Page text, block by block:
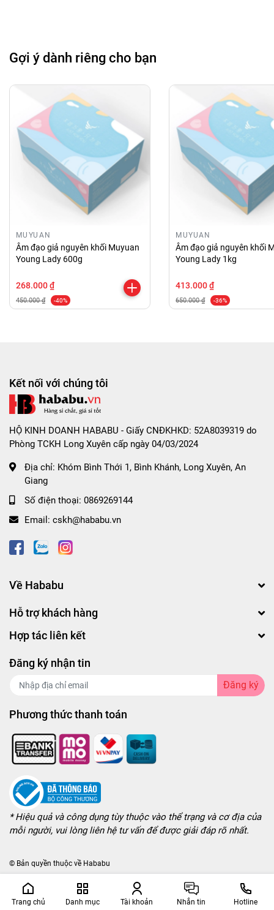
Gợi ý dành riêng cho bạn
MUYUAN
Âm đạo giả nguyên khối Muyuan
Young Lady 600g
268.000 ₫
450.000 ₫ -40%
MUYUAN
Âm đạo giả nguyên khối
Young Lady 1kg
413.000 ₫
650.000 ₫ -36%
Kết nối với chúng tôi
HỘ KINH DOANH HABABU - Giấy CNĐKHKD: 52A8039319 do
Phòng TCKH Long Xuyên cấp ngày 04/03/2024
Địa chỉ: Khóm Bình Thới 1, Bình Khánh, Long Xuyên, An
Giang
Số điện thoại: 0869269144
Email: cskh@hababu.vn
Về Hababu
Hỗ trợ khách hàng
Hợp tác liên kết
Đăng ký nhận tin
Đăng ký
Phương thức thanh toán
* Hiệu quả và công dụng tùy thuộc vào thể trạng và cơ địa của
mỗi người, vui lòng liên hệ tư vấn để được giải đáp rõ nhất.
© Bản quyền thuộc về Hababu
Trang chủ Danh mục Tài khoản Nhắn tin Hotline